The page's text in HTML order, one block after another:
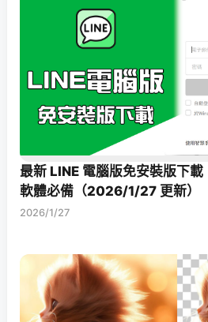
最新 LINE 電腦版免安裝版下
軟體必備（2026/1/27 更新）
2026/1/27